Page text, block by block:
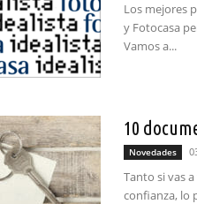
Los mejores
y Fotocasa
Vamos a...
10
Novedades
Tanto si vas
confianza, lo